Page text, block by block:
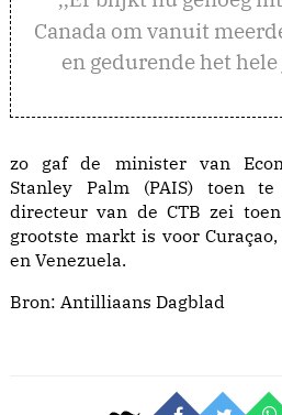
Canada om vanuit
en gedurende het
zo gaf de minister van
Stanley Palm (PAIS) toen te
directeur van de CTB zei
grootste markt is voor
en Venezuela.
Bron: Antilliaans Dagblad